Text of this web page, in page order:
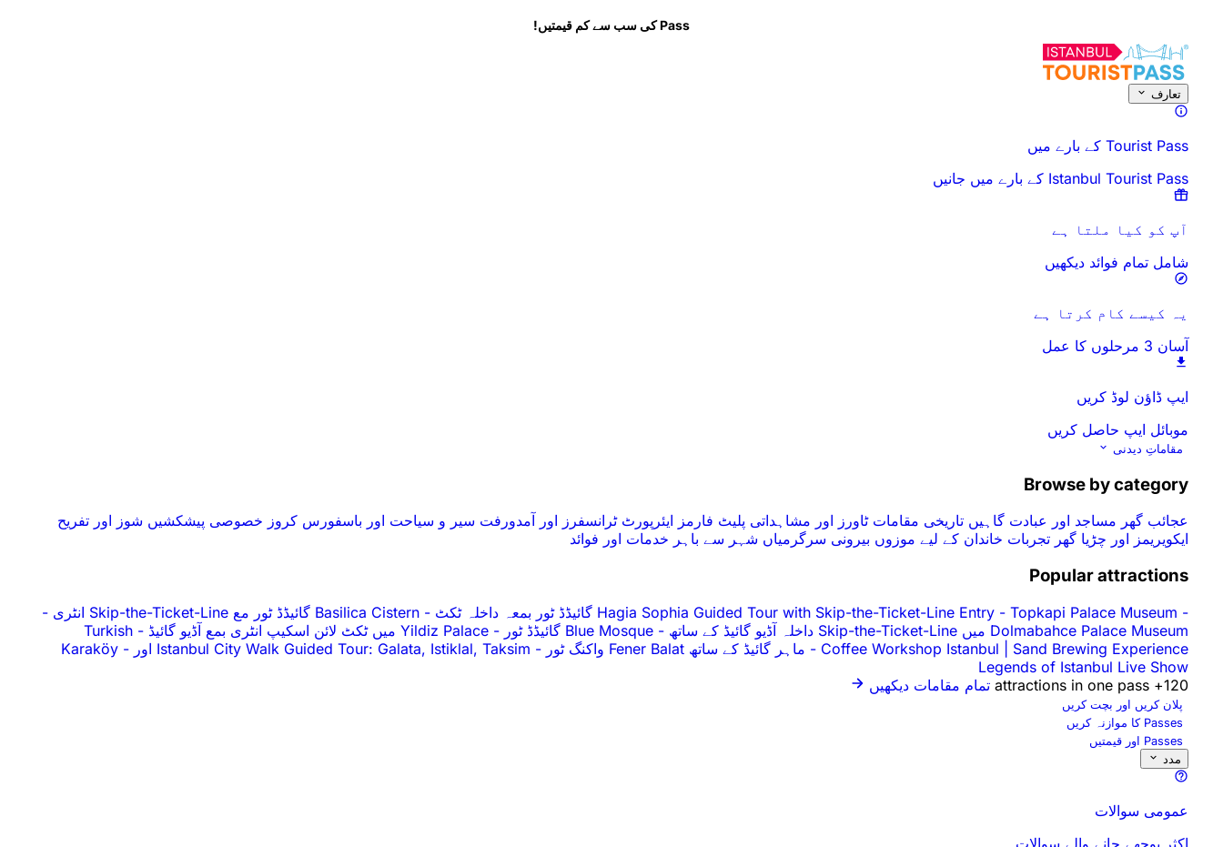
Pass کی سب سے کم قیمتیں!
تعارف
Tourist Pass کے بارے میں
Istanbul Tourist Pass کے بارے میں جانیں
آپ کو کیا ملتا ہے
شامل تمام فوائد دیکھیں
یہ کیسے کام کرتا ہے
آسان 3 مرحلوں کا عمل
ایپ ڈاؤن لوڈ کریں
موبائل ایپ حاصل کریں
مقاماتِ دیدنی
Browse by category
عجائب گھر مساجد اور عبادت گاہیں تاریخی مقاماتٹاورز اور مشاہداتی پلیٹ فارمز ایئرپورٹ ٹرانسفرز اور آمدورفت سیر و سیاحت اور باسفورس کروز خصوصی پیشکشیں شوز اور تفریح
ایکویریمز اور چڑیا گھر تجربات خاندان کے لیے موزوں بیرونی سرگرمیاں شہر سے باہر خدمات اور فوائد
Popular attractions
-
Hagia Sophia Guided Tour with Skip-the-Ticket-Line Entry - Topkapi Palace Museum گائیڈڈ ٹور بمعہ داخلہ ٹکٹ - Basilica Cistern گائیڈڈ ٹور مع Skip-the-Ticket-Line انٹری
-
Dolmabahce Palace Museum میں Skip-the-Ticket-Line داخلہ آڈیو گائیڈ کے ساتھ
- Blue Mosque گائیڈڈ ٹور - Yildiz Palace میں ٹکٹ لائن اسکیپ انٹری بمع آڈیو گائیڈ -
Turkish
Coffee Workshop Istanbul | Sand Brewing Experience
- ماہر گائیڈ کے ساتھ Fener Balat واکنگ ٹور - Istanbul City Walk Guided Tour: Galata, Istiklal, Taksim اور Karaköy
-
Legends of Istanbul Live Show
120+ attractions in one pass
تمام مقامات دیکھیں
پلان کریں اور بچت کریں
Passes کا موازنہ کریں
Passes اور قیمتیں
مدد
عمومی سوالات
اکثر پوچھے جانے والے سوالات